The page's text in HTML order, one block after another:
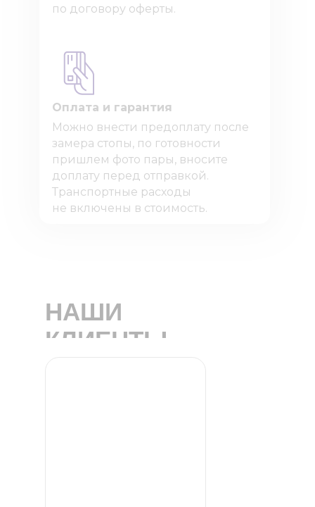
по договору оферты.
Оплата и гарантия
Можно внести предоплату после
замера стопы, по готовности
пришлем фото пары, вносите
доплату перед отправкой.
Транспортные расходы
не включены в стоимость.
НАШИ
КЛИЕНТЫ